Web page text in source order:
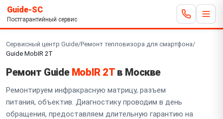
Guide-SC
Постгарантийный сервис
Сервисный центр Guide/Ремонт тепловизора для смартфона/
Guide MobIR 2T
Ремонт Guide MobIR 2Tв Москве
Ремонтируем инфракрасную матрицу, разъем
питания, объектив. Диагностику проводим в день
обращения, предоставляем длительную гарантию на